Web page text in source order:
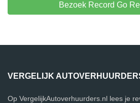
Bezoek Record Go
VERGELIJK
Op VergelijkAutoverhuurders.nl lees je